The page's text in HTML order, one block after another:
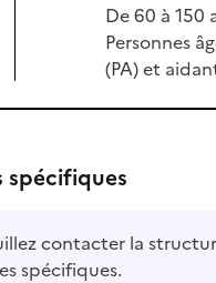
De 60 à 150
Personnes
(PA) et
spécifiques
contacter la
spécifiques.